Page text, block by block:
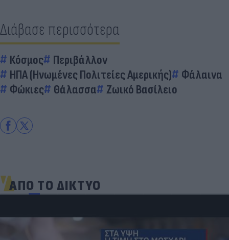
Διάβασε περισσότερα
Κόσμος
Περιβάλλον
ΗΠΑ (Ηνωμένες Πολιτείες Αμερικής)
Φάλαινα
Φώκιες
Θάλασσα Ζωικό Βασίλειο
ΑΠΟ ΤΟ ΔΙΚΤΥΟ